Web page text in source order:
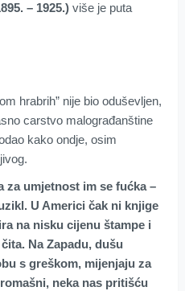
– 1925.)više je puta
hrabrih” nije bio oduševljen,
carstvo malograđanštine
kako ondje, osim
za umjetnost im se fućka –
U Americi čak ni knjige
na nisku cijenu štampe i
Na Zapadu, dušu
s greškom, mijenjaju za
neka nas pritišću